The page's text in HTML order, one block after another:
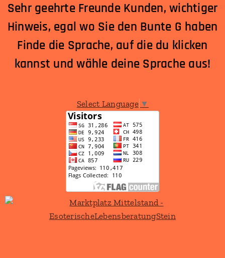
Sehr geehrte Freunde Kunden, wichtiger
Hinweis, egal wo Sie den Bunte G haben
Finde die Sprache, auf die du klicken
kannst und wähle deine Sprache aus!
Select Language ▼